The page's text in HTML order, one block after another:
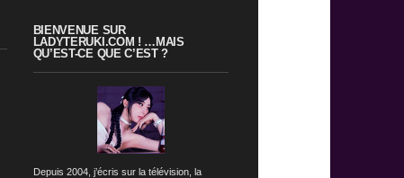
BIENVENUE SUR
LADYTERUKI.COM ! …MAIS
QU’EST-CE QUE C’EST ?
Depuis 2004, j’écris sur la télévision, la